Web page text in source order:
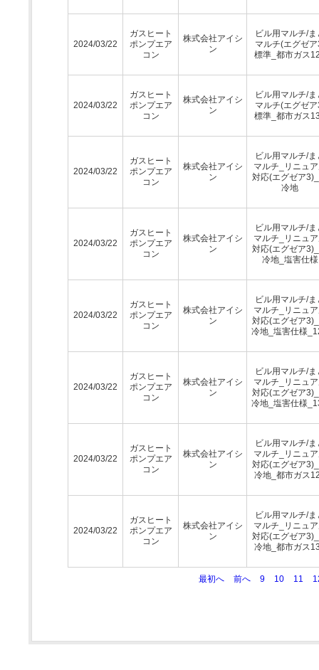
2024/03/22
ガスヒート
ポンプエア
コン
株式会社アイシ
ン
ビル用マルチ/ま
マルチ(エグゼ
標準_都市ガス
2024/03/22
ガスヒート
ポンプエア
コン
株式会社アイシ
ン
ビル用マルチ/ま
マルチ(エグゼ
標準_都市ガス
2024/03/22
ガスヒート
ポンプエア
コン
株式会社アイシ
ン
ビル用マルチ/ま
マルチ_リニュ
対応(エグゼア
冷地
2024/03/22
ガスヒート
ポンプエア
コン
株式会社アイシ
ン
ビル用マルチ/ま
マルチ_リニュ
対応(エグゼア
冷地_塩害仕様
2024/03/22
ガスヒート
ポンプエア
コン
株式会社アイシ
ン
ビル用マルチ/ま
マルチ_リニュ
対応(エグゼア
冷地_塩害仕様
2024/03/22
ガスヒート
ポンプエア
コン
株式会社アイシ
ン
ビル用マルチ/ま
マルチ_リニュ
対応(エグゼア
冷地_塩害仕様
2024/03/22
ガスヒート
ポンプエア
コン
株式会社アイシ
ン
ビル用マルチ/ま
マルチ_リニュ
対応(エグゼア
冷地_都市ガス
2024/03/22
ガスヒート
ポンプエア
コン
株式会社アイシ
ン
ビル用マルチ/ま
マルチ_リニュ
対応(エグゼア
冷地_都市ガス
最初へ 前へ 9 10 11